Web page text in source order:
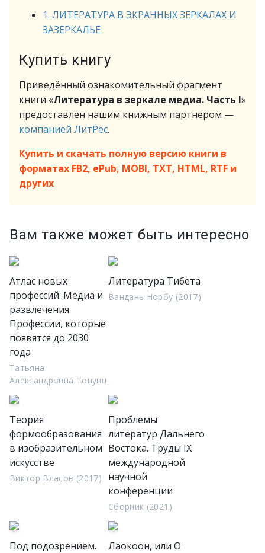
1. ЛИТЕРАТУРА В ЭКРАННЫХ ЗЕРКАЛАХ И
ЗАЗЕРКАЛЬЕ
Купить книгу
Приведённый ознакомительный фрагмент
книги «Литература в зеркале медиа. Часть I»
предоставлен нашим книжным партнёром —
компанией ЛитРес.
Купить и скачать полную версию книги в
форматах FB2, ePub, MOBI, TXT, HTML, RTF и
других
Вам также может быть интересно
Атлас новых
профессий. Медиа и
развлечения.
Профессии, которые
появятся до 2030
года
Татьяна
Александровна Тонунц
Литература Тибета
Вандань Норбу (2017)
Теория
формообразования
в изобразительном
искусстве
Виктор Власов (2017)
Проблемы
литератур Дальнего
Востока. Труды IX
международной
научной
конференции
Сборник (2021)
Под подозрением.
Лаокоон, или О